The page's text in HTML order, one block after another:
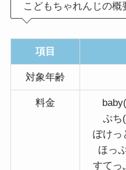
こどもちゃれんじの概
項目
対象年齢
料金
ぷち
ぽけっ
ほっ
すてっ